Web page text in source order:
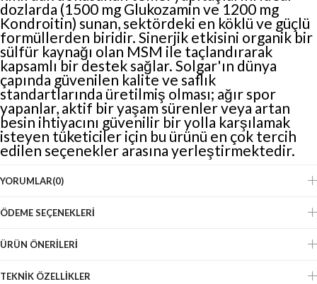
dozlarda (1500 mg Glukozamin ve 1200 mg
Kondroitin) sunan, sektördeki en köklü ve güçlü
formüllerden biridir. Sinerjik etkisini organik bir
sülfür kaynağı olan MSM ile taçlandırarak
kapsamlı bir destek sağlar. Solgar'ın dünya
çapında güvenilen kalite ve saflık
standartlarında üretilmiş olması; ağır spor
yapanlar, aktif bir yaşam sürenler veya artan
besin ihtiyacını güvenilir bir yolla karşılamak
isteyen tüketiciler için bu ürünü en çok tercih
edilen seçenekler arasına yerleştirmektedir.
YORUMLAR(0)
ÖDEME SEÇENEKLERI
ÜRÜN ÖNERILERI
TEKNIK ÖZELLIKLER